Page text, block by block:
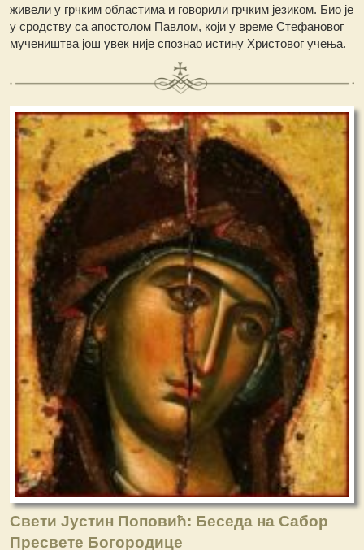
живели у грчким областима и говорили грчким језиком. Био је
у сродству са апостолом Павлом, који у време Стефановог
мучеништва још увек није спознао истину Христовог учења.
Свети Јустин Поповић: Беседа на Сабор
Пресвете Богородице